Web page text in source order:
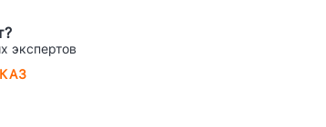
экспертов